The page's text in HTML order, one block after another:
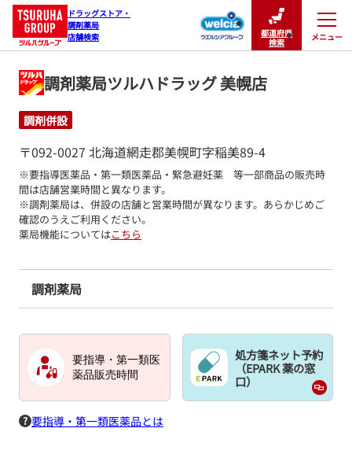
ドラッグストア・
調剤薬局
店舗検索
都道府県
検索
メニュー
閉じる
調剤薬局ツルハドラッグ 美幌店
調剤併設
〒092-0027 北海道網走郡美幌町字稲美89-4
※要指導医薬品・第一類医薬品・緊急避妊薬　等一部商品の販売時
間は店舗営業時間と異なります。
※調剤薬局は、併設の店舗と営業時間が異なります。あらかじめご
確認のうえご利用ください。
薬局機能についてはこちら
調剤薬局
要指導・第一類医
薬品販売時間
処方箋ネット予約
（EPARK 薬の窓
口）
要指導・第一類医薬品とは